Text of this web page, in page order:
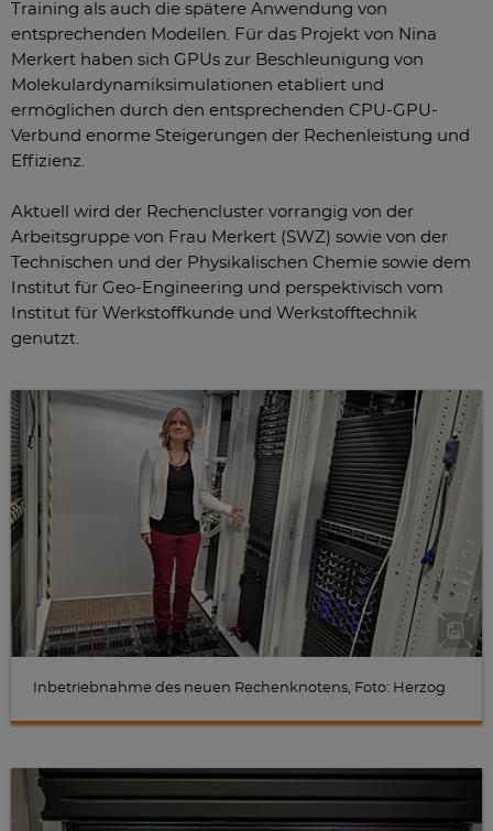
Training als auch die spätere Anwendung von
entsprechenden Modellen. Für das Projekt von Nina
Merkert haben sich GPUs zur Beschleunigung von
Molekulardynamiksimulationen etabliert und
ermöglichen durch den entsprechenden CPU-GPU-
Verbund enorme Steigerungen der Rechenleistung und
Effizienz.
Aktuell wird der Rechencluster vorrangig von der
Arbeitsgruppe von Frau Merkert (SWZ) sowie von der
Technischen und der Physikalischen Chemie sowie dem
Institut für Geo-Engineering und perspektivisch vom
Institut für Werkstoffkunde und Werkstofftechnik
genutzt.
Inbetriebnahme des neuen Rechenknotens, Foto: Herzog